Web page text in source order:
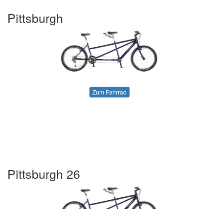
Pittsburgh
Zum Fahrrad
Pittsburgh 26